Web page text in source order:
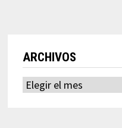
ARCHIVOS
Archivos